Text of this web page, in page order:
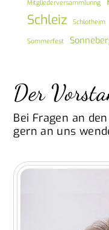
Mitgliederversammlunng
Schleiz Schlotheim
Sommerfest
Der
Bei Fragen an
gern an uns